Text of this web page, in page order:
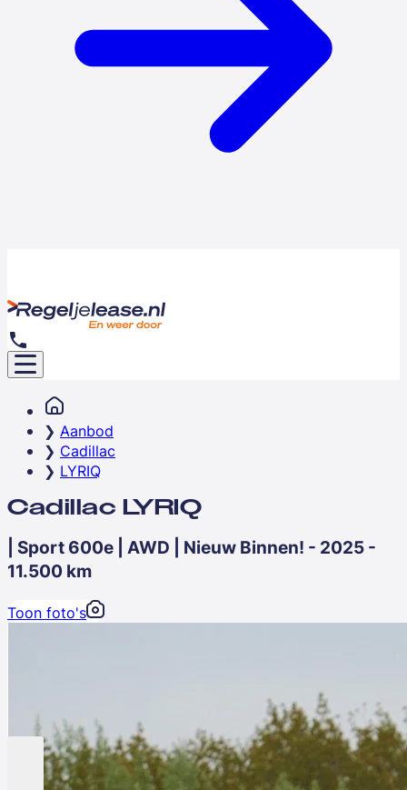
Aanbod
Cadillac
LYRIQ
Cadillac LYRIQ
| Sport 600e | AWD | Nieuw Binnen! - 2025 -
11.500 km
Toon foto's